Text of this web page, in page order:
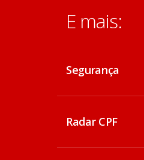
E mais:
Segurança
Radar CPF